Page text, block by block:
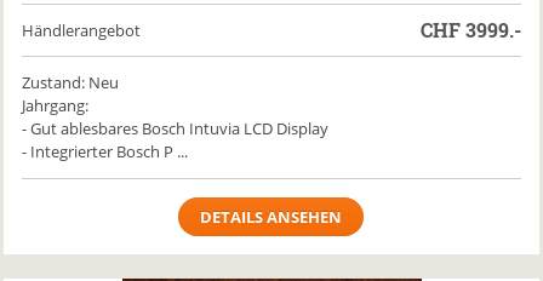
Händlerangebot CHF3999.-
Zustand: Neu
Jahrgang:
- Gut ablesbares Bosch Intuvia LCD Display
- Integrierter Bosch P ...
DETAILS ANSEHEN